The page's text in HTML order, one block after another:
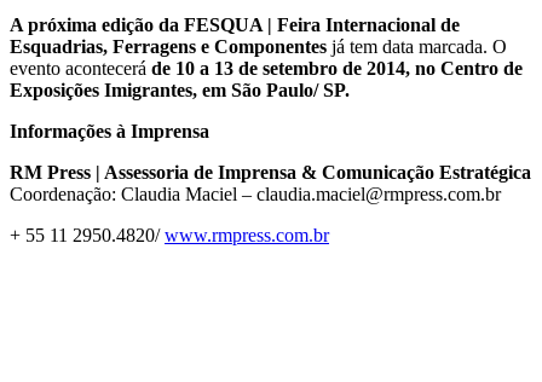
A próxima edição da FESQUA | Feira Internacional de
Esquadrias, Ferragens e Componentes já tem data marcada. O
evento acontecerá de 10 a 13 de setembro de 2014, no Centro de
Exposições Imigrantes, em São Paulo/ SP.
Informações à Imprensa
RM Press | Assessoria de Imprensa & Comunicação Estratégica
Coordenação: Claudia Maciel – claudia.maciel@rmpress.com.br
+ 55 11 2950.4820/www.rmpress.com.br